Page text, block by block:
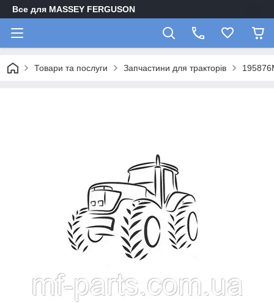
Все для MASSEY FERGUSON
Товари та послуги Запчастини для тракторів